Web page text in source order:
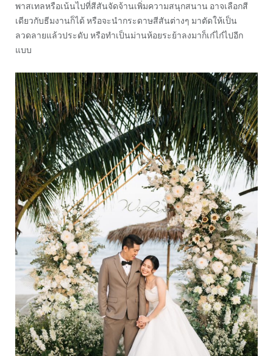
พาสเทลหรือเน้นไปที่สีสันจัดจ้านเพิ่มความสนุกสนาน อาจเลือกสี
เดียวกับธีมงานก็ได้ หรือจะนำกระดาษสีสันต่างๆ มาตัดให้เป็น
ลวดลายแล้วประดับ หรือทำเป็นม่านห้อยระย้าลงมาก็เก๋ไก๋ไปอีก
แบบ